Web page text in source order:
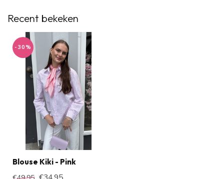
Recent bekeken
-30%
Blouse Kiki - Pink